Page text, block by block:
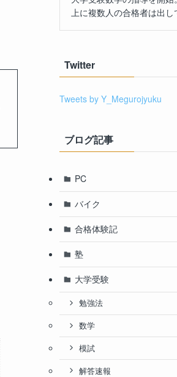
上に複数人の合格者は出し
Twitter
Tweets by Y_Megurojyuku
ブログ記事
PC
バイク
合格体験記
塾
大学受験
勉強法
数学
模試
解答速報